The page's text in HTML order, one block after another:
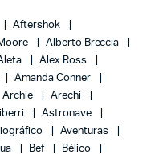
Aftershok
Alberto Breccia
Alex Ross
Amanda Conner
Archie
Arechi
Astronave
Aventuras
Bef
Bélico